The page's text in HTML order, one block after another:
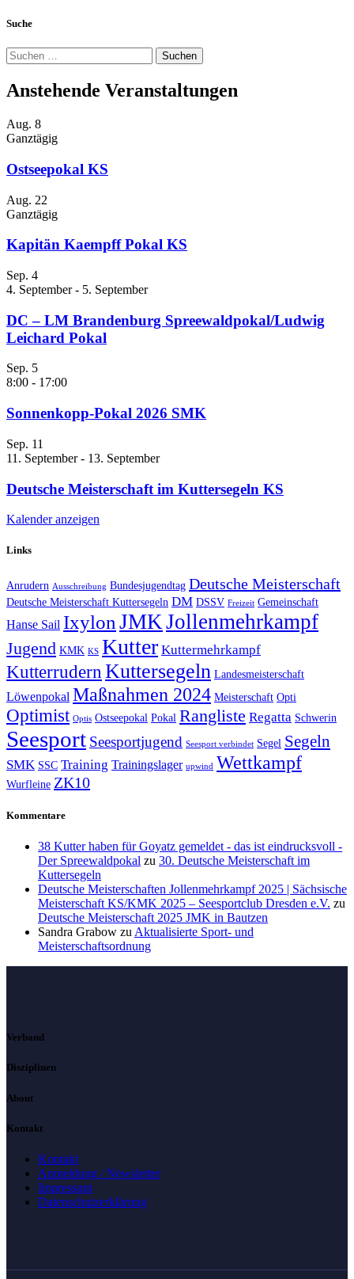
Suche
Suchen
nach:
Anstehende Veranstaltungen
Aug. 8
Ganztägig
Ostseepokal KS
Aug. 22
Ganztägig
Kapitän Kaempff Pokal KS
Sep. 4
4. September- 5. September
DC – LM Brandenburg Spreewaldpokal/Ludwig
Leichard Pokal
Sep. 5
8:00 - 17:00
Sonnenkopp-Pokal 2026 SMK
Sep. 11
11. September- 13. September
Deutsche Meisterschaft im Kuttersegeln KS
Kalender anzeigen
Links
Anrudern Ausschreibung Bundesjugendtag Deutsche Meisterschaft
Deutsche Meisterschaft Kuttersegeln DM DSSV Freizeit Gemeinschaft
Hanse Sail Ixylon JMK Jollenmehrkampf
Jugend KMK KS Kutter Kuttermehrkampf
Kutterrudern Kuttersegeln Landesmeisterschaft
Löwenpokal Maßnahmen 2024 Meisterschaft Opti
Optimist Optis Ostseepokal Pokal Rangliste Regatta Schwerin
Seesport Seesportjugend Seesport verbindet Segel Segeln
SMK SSC Training Trainingslager upwind Wettkampf
Wurfleine ZK10
Kommentare
38 Kutter haben für Goyatz gemeldet - das ist eindrucksvoll -
Der Spreewaldpokal zu 30. Deutsche Meisterschaft im
Kuttersegeln
Deutsche Meisterschaften Jollenmehrkampf 2025 | Sächsische
Meisterschaft KS/KMK 2025 – Seesportclub Dresden e.V. zu
Deutsche Meisterschaft 2025 JMK in Bautzen
Sandra Grabow zu Aktualisierte Sport- und
Meisterschaftsordnung
Verband
Disziplinen
About
Kontakt
Kontakt
Anmeldung / Newsletter
Impressum
Datenschutzerklärung